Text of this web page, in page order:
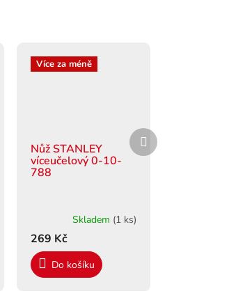
Více za méně
Nůž STANLEY
víceučelový 0-10-
788
Skladem (1 ks)
269 Kč
Do košíku
Další
produkt